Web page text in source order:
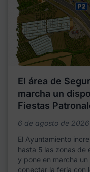
El área de
marcha un
Fiestas
6 de agosto de 2026
El Ayuntamiento
hasta 5 las zonas de
y pone en marcha
conectar la feria con